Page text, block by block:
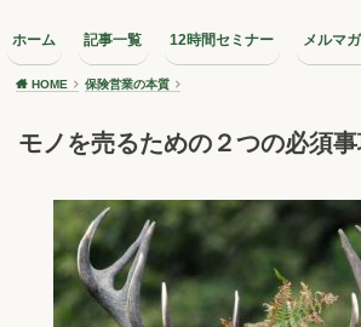
ホーム 記事一覧 12時間セミナー メルマ
HOME 保険営業の本質
モノを売るための２つの必須